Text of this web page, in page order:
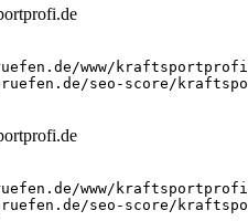
www/
seo-score/
www/
seo-score/